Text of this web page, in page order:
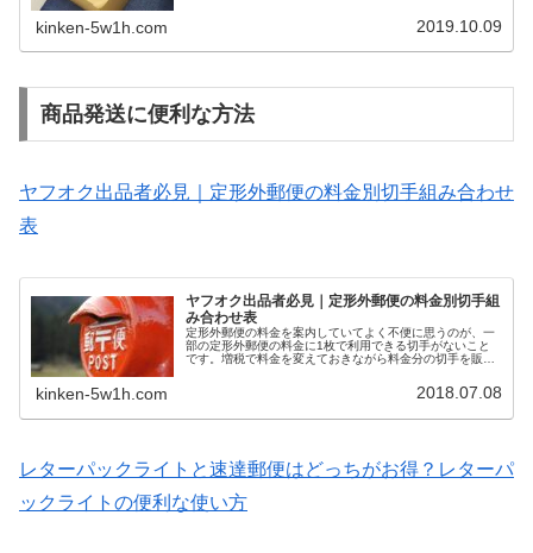
施設などがなくても、ヤフオクなどのオークションに出し
てしまえば、大抵の商品は売れてしまうのです。私が見た
ションでの出品数が増えると一番厄介になってくるのが商
品梱包や発送作業です。この効率化に自分が取り組んだ経
kinken-5w1h.com 2019.10.09
商品発送に便利な方法
ヤフオク出品者必見｜定形外郵便の料金別切手組み合わせ
表
ヤフオク出品者必見｜定形外郵便の料金別切手組
み合わせ表
定形外郵便の料金を案内していてよく不便に思うのが、一
部の定形外郵便の料金に1枚で利用できる切手がないこと
です。増税で料金を変えておきながら料金分の切手を販売
kinken-5w1h.com 2018.07.08
レターパックライトと速達郵便はどっちがお得？レターパ
ックライトの便利な使い方